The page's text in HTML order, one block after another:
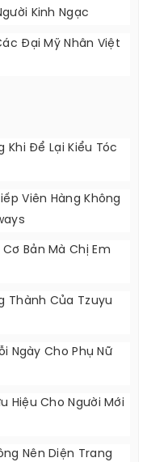
Kinh Ngạc
Đại Mỹ Nhân Việt
Khi Để Lại Kiểu Tóc
Viên Hàng Không
Bản Mà Chị Em
Thành Của Tzuyu
Ngày Cho Phụ Nữ
Hiệu Cho Người Mới
Nên Diện Trang